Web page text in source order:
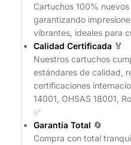
Cartuchos 100%
garantizando
vibrantes, ideales para
Calidad Certificada 🏅
Nuestros cartuchos
estándares de calidad,
certificaciones
14001, OHSAS 18001,
✅
Garantía Total 🔄
Compra con total